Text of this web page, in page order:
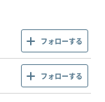
フォローする
フォローする